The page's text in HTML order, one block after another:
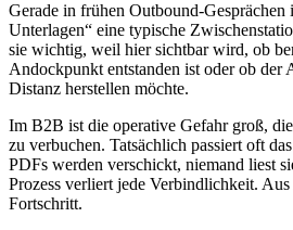
Gerade in frühen Outbound-Gesprächen
Unterlagen“ eine typische
sie wichtig, weil hier sichtbar wird, ob
Andockpunkt entstanden ist oder ob der
Distanz herstellen möchte.
Im B2B ist die operative Gefahr groß,
zu verbuchen. Tatsächlich passiert oft
PDFs werden verschickt, niemand liest
Prozess verliert jede Verbindlichkeit.
Fortschritt.